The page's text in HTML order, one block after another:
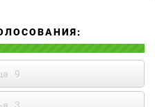
9